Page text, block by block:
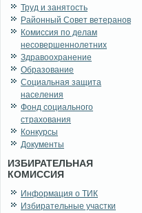
Труд и занятость
Районный Совет ветеранов
Комиссия по делам
несовершеннолетних
Здравоохранение
Образование
Социальная защита
населения
Фонд социального
страхования
Конкурсы
Документы
ИЗБИРАТЕЛЬНАЯ
КОМИССИЯ
Информация о ТИК
Избирательные участки